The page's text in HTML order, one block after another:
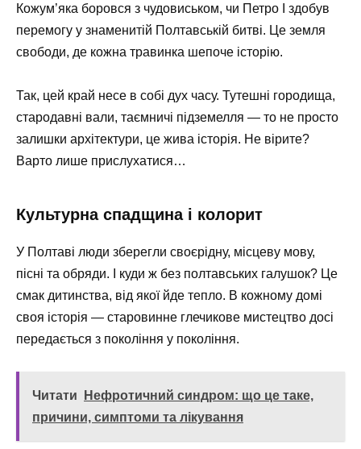
Кожум’яка боровся з чудовиськом, чи Петро І здобув
перемогу у знаменитій Полтавській битві. Це земля
свободи, де кожна травинка шепоче історію.
Так, цей край несе в собі дух часу. Тутешні городища,
стародавні вали, таємничі підземелля — то не просто
залишки архітектури, це жива історія. Не вірите?
Варто лише прислухатися…
Культурна спадщина і колорит
У Полтаві люди зберегли своєрідну, місцеву мову,
пісні та обряди. І куди ж без полтавських галушок? Це
смак дитинства, від якої йде тепло. В кожному домі
своя історія — старовинне глечикове мистецтво досі
передається з покоління у покоління.
Читати
Нефротичний синдром: що це таке,
причини, симптоми та лікування